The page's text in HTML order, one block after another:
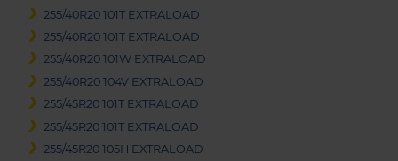
255/40R20 101T EXTRALOAD
255/40R20 101T EXTRALOAD
255/40R20 101W EXTRALOAD
255/40R20 104V EXTRALOAD
255/45R20 101T EXTRALOAD
255/45R20 101T EXTRALOAD
255/45R20 105H EXTRALOAD